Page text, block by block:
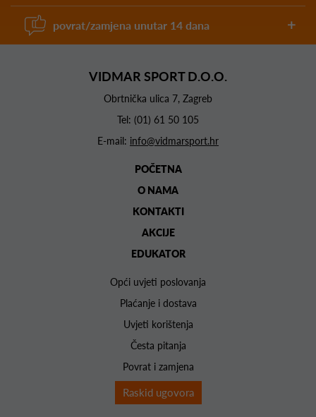
povrat/zamjena unutar 14 dana
VIDMAR SPORT D.O.O.
Obrtnička ulica 7, Zagreb
Tel: (01) 61 50 105
E-mail: info@vidmarsport.hr
POČETNA
O NAMA
KONTAKTI
AKCIJE
EDUKATOR
Opći uvjeti poslovanja
Plaćanje i dostava
Uvjeti korištenja
Česta pitanja
Povrat i zamjena
Raskid ugovora